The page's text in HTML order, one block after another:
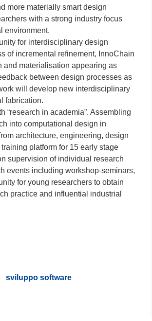
more materially smart design
with a strong industry focus
environment.
for interdisciplinary design
of incremental refinement, InnoChain
and materialisation appearing as
between design processes as
will develop new interdisciplinary
fabrication.
“research in academia”. Assembling
into computational design in
architecture, engineering, design
platform for 15 early stage
supervision of individual research
events including workshop-seminars,
for young researchers to obtain
practice and influential industrial
sviluppo software